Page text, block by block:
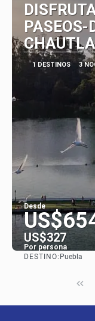
PASEOS-
1 DESTINOS 3
Desde
US$327
Por persona
DESTINO: Puebla